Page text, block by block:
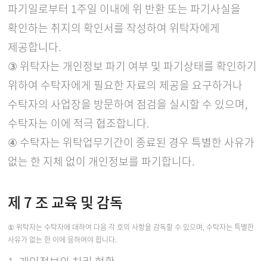
파기일로부터 1주일 이내에 위 반환 또는 파기사실을
확인하는 취지의 확인서를 작성하여 위탁자에게
제공합니다.
③ 위탁자는 개인정보 파기 여부 및 파기상태를 확인하기
위하여 수탁자에게 필요한 자료의 제공을 요구하거나
수탁자의 사업장을 방문하여 점검을 실시할 수 있으며,
수탁자는 이에 적극 협조합니다.
④ 수탁자는 위탁업무기간이 종료된 경우 특별한 사유가
없는 한 지체 없이 개인정보를 파기합니다.
제 7 조 교육 및 감독
① 위탁자는 수탁자에 대하여 다음 각 호의 사항을 감독할 수 있으며, 수탁자는 특별한
사유가 없는 한 이에 응하여야 합니다.